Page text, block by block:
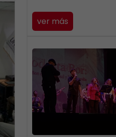
ver más